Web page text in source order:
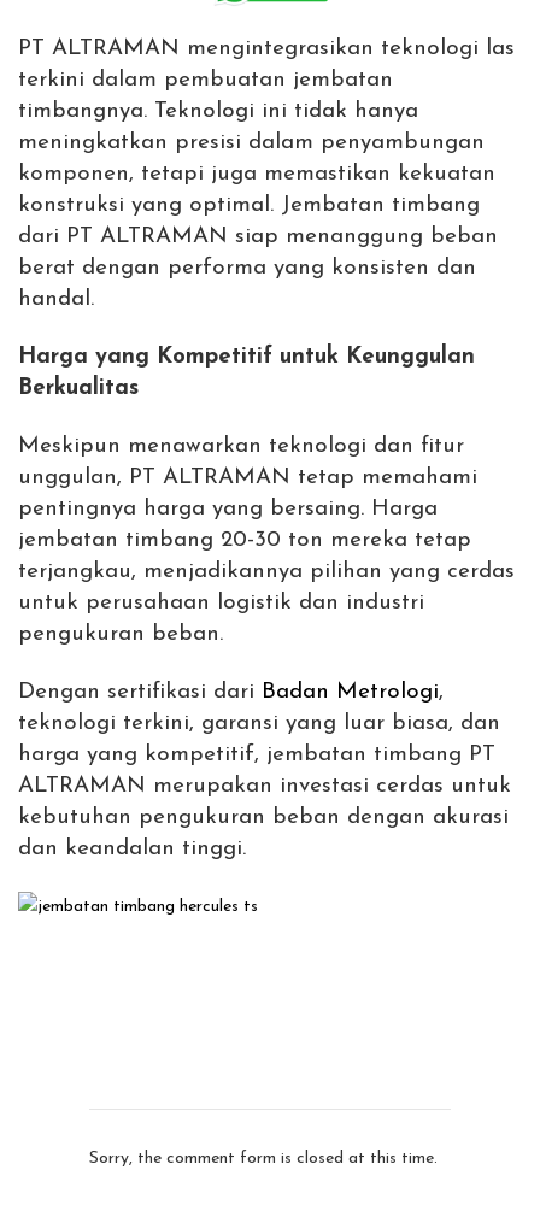
PT ALTRAMAN mengintegrasikan teknologi las
terkini dalam pembuatan jembatan
timbangnya. Teknologi ini tidak hanya
meningkatkan presisi dalam penyambungan
komponen, tetapi juga memastikan kekuatan
konstruksi yang optimal. Jembatan timbang
dari PT ALTRAMAN siap menanggung beban
berat dengan performa yang konsisten dan
handal.
Harga yang Kompetitif untuk Keunggulan
Berkualitas
Meskipun menawarkan teknologi dan fitur
unggulan, PT ALTRAMAN tetap memahami
pentingnya harga yang bersaing. Harga
jembatan timbang 20-30 ton mereka tetap
terjangkau, menjadikannya pilihan yang cerdas
untuk perusahaan logistik dan industri
pengukuran beban.
Dengan sertifikasi dari Badan Metrologi,
teknologi terkini, garansi yang luar biasa, dan
harga yang kompetitif, jembatan timbang PT
ALTRAMAN merupakan investasi cerdas untuk
kebutuhan pengukuran beban dengan akurasi
dan keandalan tinggi.
Sorry, the comment form is closed at this time.